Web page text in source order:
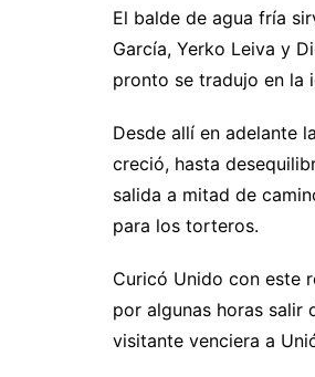
El balde de agua fría
García, Yerko Leiva y
pronto se tradujo en la
Desde allí en adelante
creció, hasta
salida a mitad de
para los torteros.
Curicó Unido con este
por algunas horas salir
visitante venciera a